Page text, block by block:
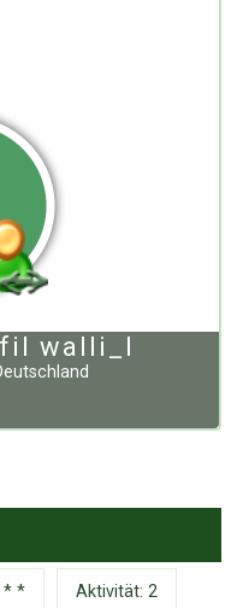
walli_l
* * Aktivität: 2